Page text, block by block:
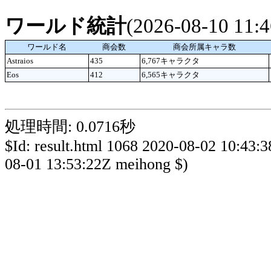
ワールド統計(2026-08-10
ワールド名 商会数
商会所属キャラ数
Astraios
435 6,767キャラクタ
Eos
412 6,565キャラクタ
処理時間: 0.0716秒
$Id: result.html 1068 2020-08-02
08-01 13:53:22Z meihong $)